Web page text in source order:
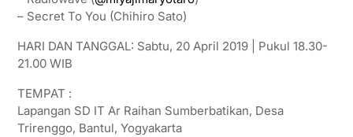
– Secret To You (Chihiro Sato)
HARI DAN TANGGAL: Sabtu, 20 April 2019 | Pukul 18.30-
21.00 WIB
TEMPAT :
Lapangan SD IT Ar Raihan Sumberbatikan, Desa
Trirenggo, Bantul, Yogyakarta